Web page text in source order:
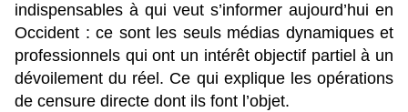
indispensables à qui veut s’informer aujourd’hui en
Occident : ce sont les seuls médias dynamiques et
professionnels qui ont un intérêt objectif partiel à un
dévoilement du réel. Ce qui explique les opérations
de censure directe dont ils font l’objet.